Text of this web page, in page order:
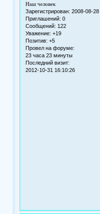
Наш человек
Зарегистрирован: 2008-08-28
Приглашений: 0
Сообщений: 122
Уважение: +19
Позитив: +5
Провел на форуме:
23 часа 23 минуты
Последний визит:
2012-10-31 16:10:26